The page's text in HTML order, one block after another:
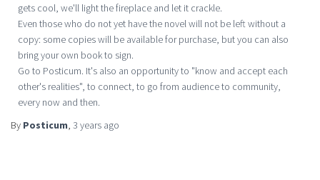
gets cool, we'll light the fireplace and let it crackle.
Even those who do not yet have the novel will not be left without a
copy: some copies will be available for purchase, but you can also
bring your own book to sign.
Go to Posticum. It's also an opportunity to "know and accept each
other's realities", to connect, to go from audience to community,
every now and then.
By Posticum, 3 years ago